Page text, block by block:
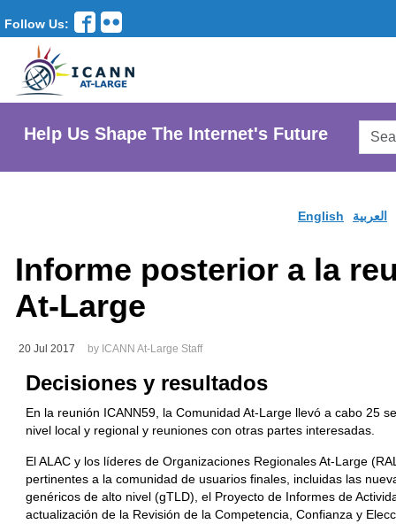
Follow Us:
Help Us Shape The Internet's Future
English العربية
Informe posterior a la
At-Large
20 Jul 2017 by ICANN At-Large Staff
Decisiones y resultados
En la reunión ICANN59, la Comunidad At-Large llevó a cabo 25
nivel local y regional y reuniones con otras partes interesadas.
El ALAC y los líderes de Organizaciones Regionales At-Large
pertinentes a la comunidad de usuarios finales, incluidas las
genéricos de alto nivel (gTLD), el Proyecto de Informes de
actualización de la Revisión de la Competencia, Confianza y